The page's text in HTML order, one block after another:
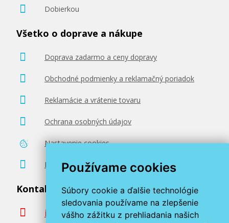
Používame cookies
Súbory cookie a ďalšie technológie
sledovania používame na zlepšenie
vášho zážitku z prehliadania našich
Dobierkou
Všetko o doprave a nákupe
Doprava zadarmo a ceny dopravy
Obchodné podmienky a reklamačný poriadok
Reklamácie a vrátenie tovaru
Ochrana osobných údajov
Nastavenie cookies
Poradenstvo zadarmo
Kontaktujte nás
info@miroluk.sk